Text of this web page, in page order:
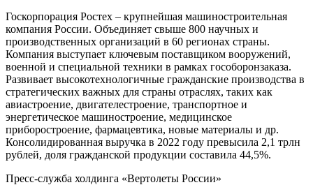
Госкорпорация Ростех – крупнейшая машиностроительная
компания России. Объединяет свыше 800 научных и
производственных организаций в 60 регионах страны.
Компания выступает ключевым поставщиком вооружений,
военной и специальной техники в рамках гособоронзаказа.
Развивает высокотехнологичные гражданские производства в
стратегических важных для страны отраслях, таких как
авиастроение, двигателестроение, транспортное и
энергетическое машиностроение, медицинское
приборостроение, фармацевтика, новые материалы и др.
Консолидированная выручка в 2022 году превысила 2,1 трлн
рублей, доля гражданской продукции составила 44,5%.
Пресс-служба холдинга «Вертолеты России»